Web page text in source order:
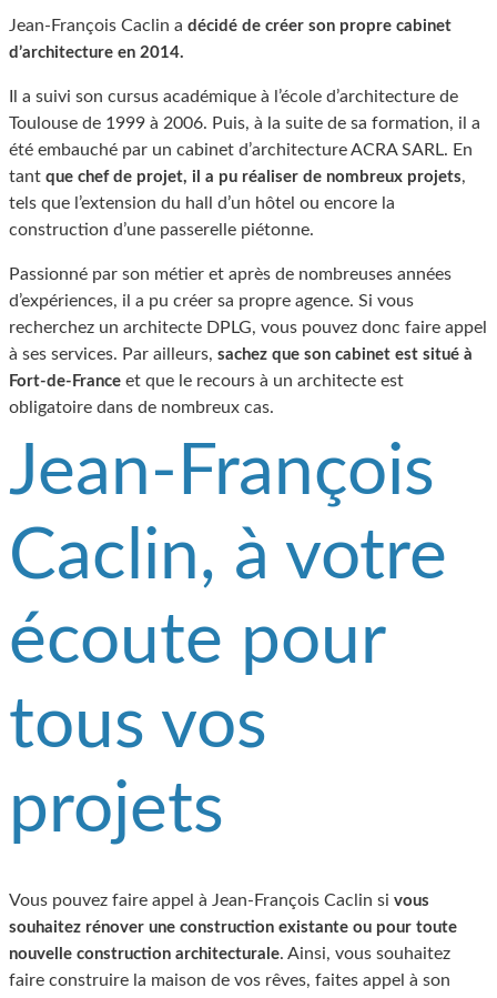
Jean-François Caclin a décidé de créer son propre cabinet
d’architecture en 2014.
Il a suivi son cursus académique à l’école d’architecture de
Toulouse de 1999 à 2006. Puis, à la suite de sa formation, il a
été embauché par un cabinet d’architecture ACRA SARL. En
tant que chef de projet, il a pu réaliser de nombreux projets,
tels que l’extension du hall d’un hôtel ou encore la
construction d’une passerelle piétonne.
Passionné par son métier et après de nombreuses années
d’expériences, il a pu créer sa propre agence. Si vous
recherchez un architecte DPLG, vous pouvez donc faire appel
à ses services. Par ailleurs, sachez que son cabinet est situé à
Fort-de-France et que le recours à un architecte est
obligatoire dans de nombreux cas.
Jean-François
Caclin, à votre
écoute pour
tous vos
projets
Vous pouvez faire appel à Jean-François Caclin si vous
souhaitez rénover une construction existante ou pour toute
nouvelle construction architecturale. Ainsi, vous souhaitez
faire construire la maison de vos rêves, faites appel à son